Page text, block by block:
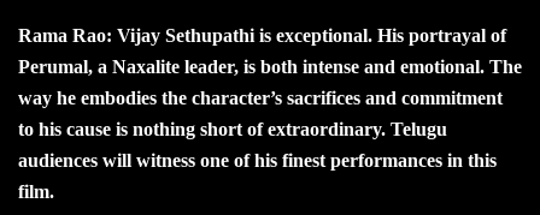
Rama Rao: Vijay Sethupathi is exceptional. His portrayal of
Perumal, a Naxalite leader, is both intense and emotional. The
way he embodies the character’s sacrifices and commitment
to his cause is nothing short of extraordinary. Telugu
audiences will witness one of his finest performances in this
film.